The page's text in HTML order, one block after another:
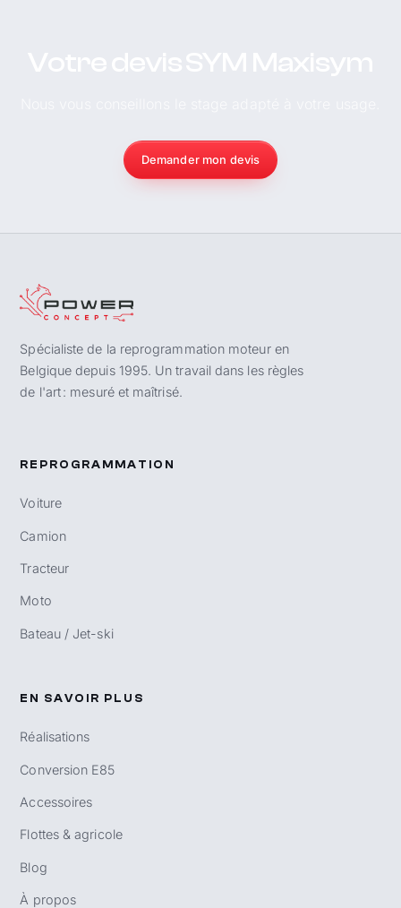
Demander mon devis
Spécialiste de la reprogrammation moteur en
Belgique depuis 1995. Un travail dans les règles
de l'art : mesuré et maîtrisé.
REPROGRAMMATION
Voiture
Camion
Tracteur
Moto
Bateau / Jet-ski
EN SAVOIR PLUS
Réalisations
Conversion E85
Accessoires
Flottes & agricole
Blog
À propos